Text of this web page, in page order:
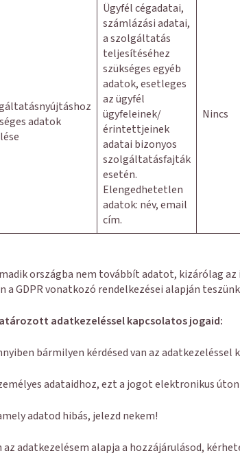
adatok
Ügyfél cégadatai,
számlázási adatai,
a szolgáltatás
teljesítéséhez
szükséges egyéb
adatok, esetleges
az ügyfél
ügyfeleinek/
érintettjeinek
adatai bizonyos
szolgáltatásfajták
esetén.
Elengedhetetlen
adatok: név, email
cím.
Nincs
országba nem továbbít adatot, kizárólag
a GDPR vonatkozó rendelkezései alapján
adatkezeléssel kapcsolatos jogaid:
bármilyen kérdésed van az adatkezeléssel
adataidhoz, ezt a jogot elektronikus
adatod hibás, jelezd nekem!
az adatkezelésem alapja a hozzájárulásod,